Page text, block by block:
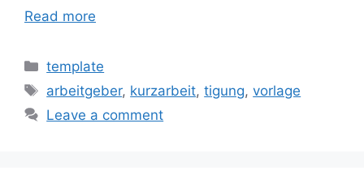
Read more
Categories
template
Tags
arbeitgeber, kurzarbeit,tigung,vorlage
Leave a comment